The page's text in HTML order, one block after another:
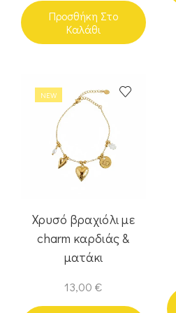
Προσθήκη Στο
Καλάθι
NEW
Χρυσό βραχιόλι με
charm καρδιάς &
ματάκι
13,00 €